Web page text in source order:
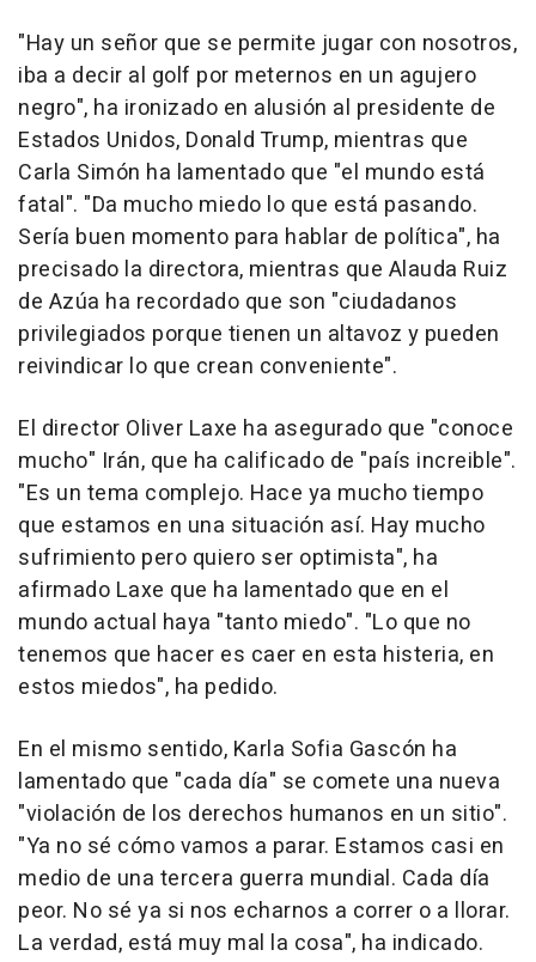
"Hay un señor que se permite jugar con nosotros,
iba a decir al golf por meternos en un agujero
negro", ha ironizado en alusión al presidente de
Estados Unidos, Donald Trump, mientras que
Carla Simón ha lamentado que "el mundo está
fatal". "Da mucho miedo lo que está pasando.
Sería buen momento para hablar de política", ha
precisado la directora, mientras que Alauda Ruiz
de Azúa ha recordado que son "ciudadanos
privilegiados porque tienen un altavoz y pueden
reivindicar lo que crean conveniente".
El director Oliver Laxe ha asegurado que "conoce
mucho" Irán, que ha calificado de "país increible".
"Es un tema complejo. Hace ya mucho tiempo
que estamos en una situación así. Hay mucho
sufrimiento pero quiero ser optimista", ha
afirmado Laxe que ha lamentado que en el
mundo actual haya "tanto miedo". "Lo que no
tenemos que hacer es caer en esta histeria, en
estos miedos", ha pedido.
En el mismo sentido, Karla Sofia Gascón ha
lamentado que "cada día" se comete una nueva
"violación de los derechos humanos en un sitio".
"Ya no sé cómo vamos a parar. Estamos casi en
medio de una tercera guerra mundial. Cada día
peor. No sé ya si nos echarnos a correr o a llorar.
La verdad, está muy mal la cosa", ha indicado.